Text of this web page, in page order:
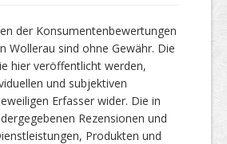
der Konsumentenbewertungen
Wollerau sind ohne Gewähr. Die
hier veröffentlicht werden,
und subjektiven
Erfasser wider. Die in
Rezensionen und
Produkten und